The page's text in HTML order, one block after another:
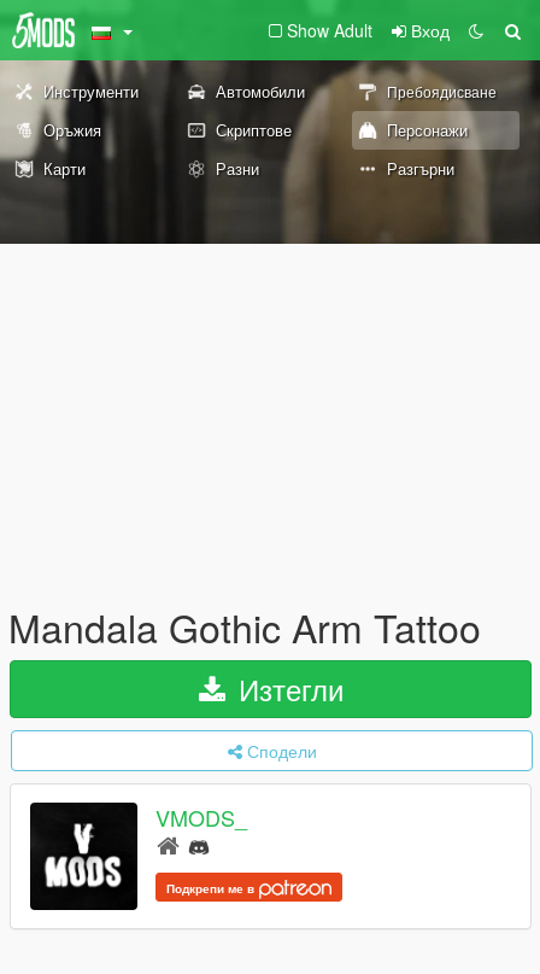
Show Adult Вход
Инструменти Автомобили Пребоядисване
Оръжия Скриптове
Персонажи
Карти
Разни Разгърни
Mandala Gothic Arm Tattoo
Изтегли
Сподели
VMODS_
Подкрепи ме в